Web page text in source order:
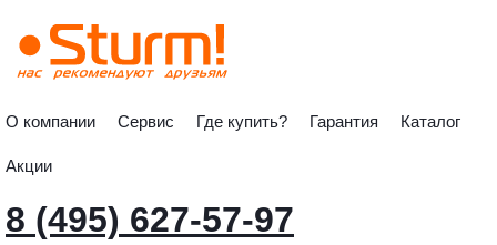
О компании Сервис Где купить? Гарантия Каталог
Акции
8 (495) 627-57-97